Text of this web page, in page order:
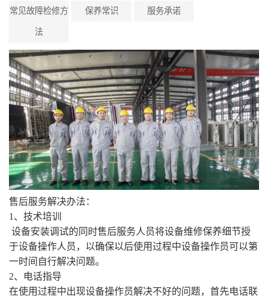
常见故障检修方
法
保养常识 服务承诺
售后服务解决办法：
1、技术培训
设备安装调试的同时售后服务人员将设备维修保养细节授
于设备操作人员，以确保以后使用过程中设备操作员可以第
一时间自行解决问题。
2、电话指导
在使用过程中出现设备操作员解决不好的问题，首先电话联